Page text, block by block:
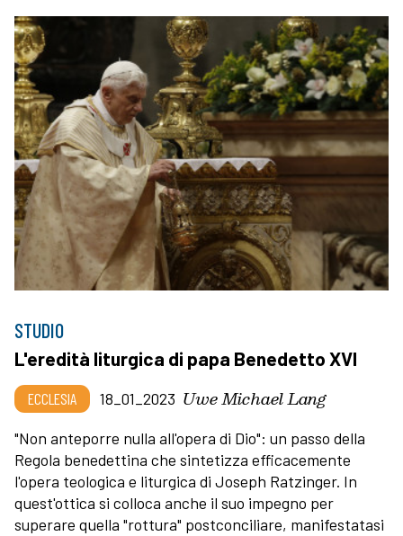
STUDIO
L'eredità liturgica di papa Benedetto XVI
ECCLESIA 18_01_2023 Uwe Michael Lang
"Non anteporre nulla all'opera di Dio": un passo della
Regola benedettina che sintetizza efficacemente
l'opera teologica e liturgica di Joseph Ratzinger. In
quest'ottica si colloca anche il suo impegno per
superare quella "rottura" postconciliare, manifestatasi